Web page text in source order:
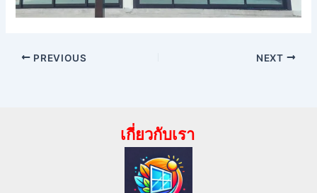
PREVIOUS NEXT
เกี่ยวกับเรา